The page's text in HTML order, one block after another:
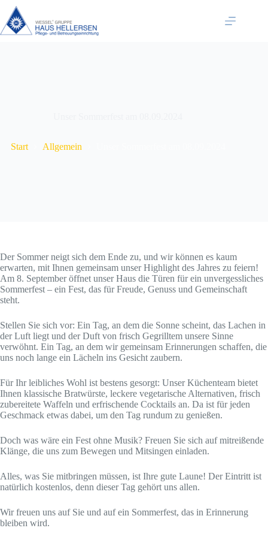
Zum
Inhalt
springen
Start Allgemein
Der Sommer neigt sich dem Ende zu, und wir können es kaum
erwarten, mit Ihnen gemeinsam unser Highlight des Jahres zu feiern!
Am 8. September öffnet unser Haus die Türen für ein unvergessliches
Sommerfest – ein Fest, das für Freude, Genuss und Gemeinschaft
steht.
Stellen Sie sich vor: Ein Tag, an dem die Sonne scheint, das Lachen in
der Luft liegt und der Duft von frisch Gegrilltem unsere Sinne
verwöhnt. Ein Tag, an dem wir gemeinsam Erinnerungen schaffen, die
uns noch lange ein Lächeln ins Gesicht zaubern.
Für Ihr leibliches Wohl ist bestens gesorgt: Unser Küchenteam bietet
Ihnen klassische Bratwürste, leckere vegetarische Alternativen, frisch
zubereitete Waffeln und erfrischende Cocktails an. Da ist für jeden
Geschmack etwas dabei, um den Tag rundum zu genießen.
Doch was wäre ein Fest ohne Musik? Freuen Sie sich auf mitreißende
Klänge, die uns zum Bewegen und Mitsingen einladen.
Alles, was Sie mitbringen müssen, ist Ihre gute Laune! Der Eintritt ist
natürlich kostenlos, denn dieser Tag gehört uns allen.
Wir freuen uns auf Sie und auf ein Sommerfest, das in Erinnerung
bleiben wird.